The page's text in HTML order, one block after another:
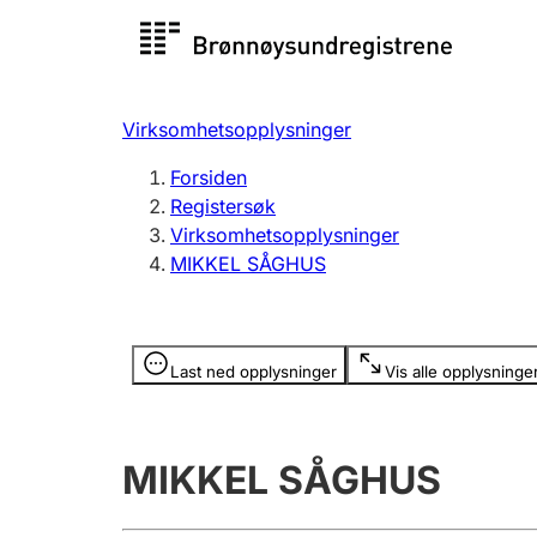
Registersøk
Registrere, endre, slette
Virksomhetsopplysninger
Forsiden
Registersøk
Virksomhetsopplysninger
MIKKEL SÅGHUS
Last ned opplysninger Vis alle
Opplysninger er skjult
MIKKEL SÅGHUS